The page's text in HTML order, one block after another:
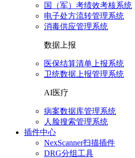
国（军）考绩效考核系统
电子处方流转管理系统
消毒供应管理系统
数据上报
医保结算清单上报系统
卫统数据上报管理系统
AI医疗
病案数据库管理系统
人脸搜索管理系统
插件中心
NexScanner扫描插件
DRG分组工具